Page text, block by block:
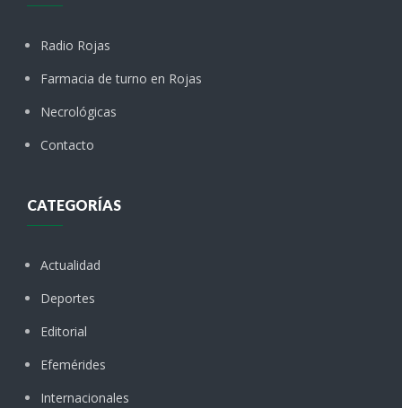
Radio Rojas
Farmacia de turno en Rojas
Necrológicas
Contacto
CATEGORÍAS
Actualidad
Deportes
Editorial
Efemérides
Internacionales